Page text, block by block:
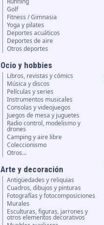
Golf
Fitness / Gimnasia
Yoga y pilates
Deportes acuáticos
Deportes de aire
Otros deportes
Ocio y hobbies
Libros, revistas y cómics
Música y discos
Películas y series
Instrumentos musicales
Consolas y videojuegos
Juegos de mesa y juguetes
Radio control, modelismo y
drones
Camping y aire libre
Coleccionismo
Otros...
Arte y decoración
Antigüedades y reliquias
Cuadros, dibujos y pinturas
Fotografías y fotocomposiciones
Murales
Esculturas, figuras, jarrones y
otros elementos decorativos